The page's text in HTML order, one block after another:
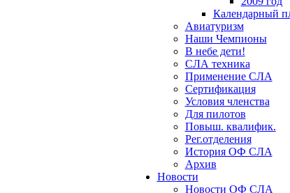
Календарный
Авиатуризм
Наши Чемпионы
В небе дети!
СЛА техника
Применение СЛА
Сертификация
Условия членства
Для пилотов
Повыш. квалифик.
Рег.отделения
История ОФ СЛА
Архив
Новости
Новости ОФ СЛА